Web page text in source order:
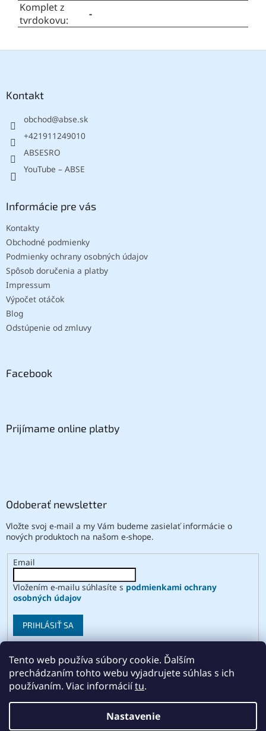
Tento web používa súbory cookie. Ďalším
prechádzaním tohto webu vyjadrujete súhlas s ich
používaním. Viac informáciítu.
Nastavenie
Komplet z
tvrdokovu: -
Kontakt
obchod@abse.sk
+421911249010
ABSESRO
YouTube – ABSE
Informácie pre vás
Kontakty
Obchodné podmienky
Podmienky ochrany osobných údajov
Spôsob doručenia a platby
Impressum
Výpočet otáčok
Blog
Odstúpenie od zmluvy
Facebook
Prijímame online platby
Odoberať newsletter
Vložte svoj e-mail a my Vám budeme zasielať informácie o
nových produktoch na našom e-shope.
Email
Vložením e-mailu súhlasíte s podmienkami ochrany
osobných údajov
PRIHLÁSIŤ SA
Vytvoril Shoptet
ABSE. Všetky práva vyhradené.